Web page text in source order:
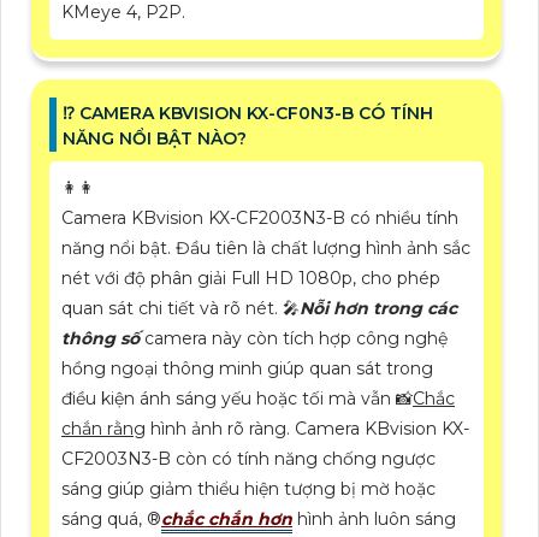
KMeye 4, P2P.
⁉️ CAMERA KBVISION KX-CF0N3-B CÓ TÍNH
NĂNG NỔI BẬT NÀO?
️👩‍👩
Camera KBvision KX-CF2003N3-B có nhiều tính
năng nổi bật. Đầu tiên là chất lượng hình ảnh sắc
nét với độ phân giải Full HD 1080p, cho phép
quan sát chi tiết và rõ nét. 🎤Nỗi hơn trong các
thông sốcamera này còn tích hợp công nghệ
hồng ngoại thông minh giúp quan sát trong
điều kiện ánh sáng yếu hoặc tối mà vẫn 📸Chắc
chắn rằng hình ảnh rõ ràng. Camera KBvision KX-
CF2003N3-B còn có tính năng chống ngược
sáng giúp giảm thiểu hiện tượng bị mờ hoặc
sáng quá, ®️chắc chắn hơn hình ảnh luôn sáng